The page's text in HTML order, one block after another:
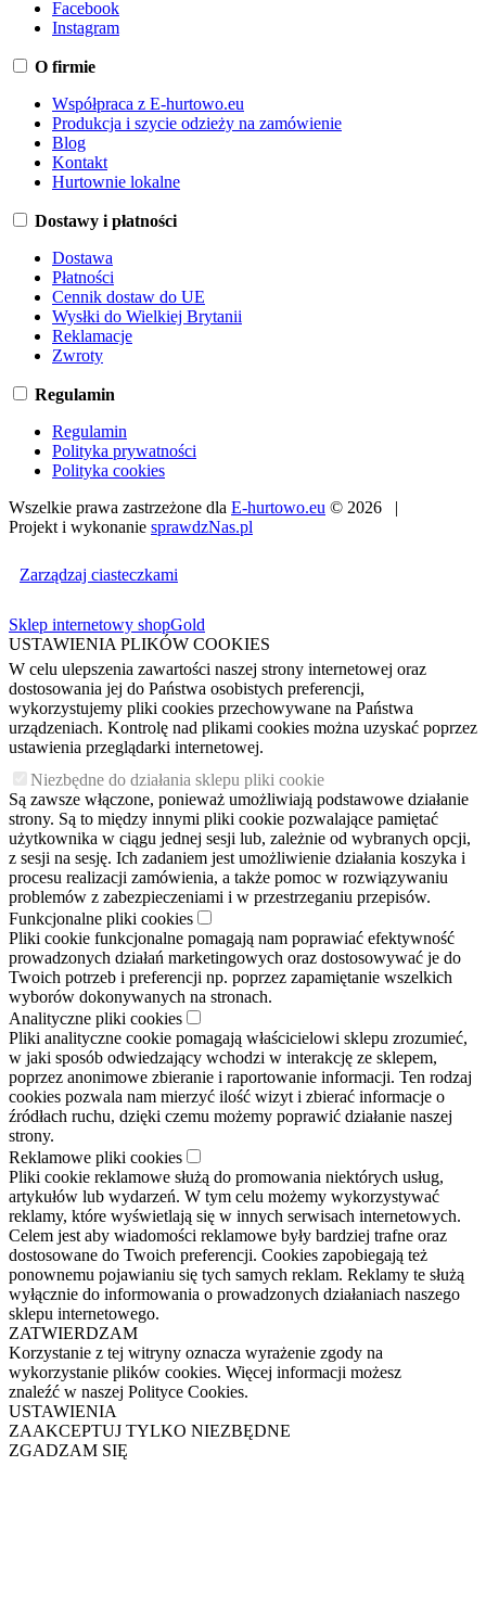
Facebook
Instagram
O firmie
Współpraca z E-hurtowo.eu
Produkcja i szycie odzieży na zamówienie
Blog
Kontakt
Hurtownie lokalne
Dostawy i płatności
Dostawa
Płatności
Cennik dostaw do UE
Wysłki do Wielkiej Brytanii
Reklamacje
Zwroty
Regulamin
Regulamin
Polityka prywatności
Polityka cookies
Wszelkie prawa zastrzeżone dla E-hurtowo.eu © 2026 |
Projekt i wykonanie sprawdzNas.pl
Zarządzaj ciasteczkami
Sklep internetowy shopGold
USTAWIENIA PLIKÓW COOKIES
W celu ulepszenia zawartości naszej strony internetowej oraz
dostosowania jej do Państwa osobistych preferencji,
wykorzystujemy pliki cookies przechowywane na Państwa
urządzeniach. Kontrolę nad plikami cookies można uzyskać poprzez
ustawienia przeglądarki internetowej.
Niezbędne do działania sklepu pliki cookie
Są zawsze włączone, ponieważ umożliwiają podstawowe działanie
strony. Są to między innymi pliki cookie pozwalające pamiętać
użytkownika w ciągu jednej sesji lub, zależnie od wybranych opcji,
z sesji na sesję. Ich zadaniem jest umożliwienie działania koszyka i
procesu realizacji zamówienia, a także pomoc w rozwiązywaniu
problemów z zabezpieczeniami i w przestrzeganiu przepisów.
Funkcjonalne pliki cookies
Pliki cookie funkcjonalne pomagają nam poprawiać efektywność
prowadzonych działań marketingowych oraz dostosowywać je do
Twoich potrzeb i preferencji np. poprzez zapamiętanie wszelkich
wyborów dokonywanych na stronach.
Analityczne pliki cookies
Pliki analityczne cookie pomagają właścicielowi sklepu zrozumieć,
w jaki sposób odwiedzający wchodzi w interakcję ze sklepem,
poprzez anonimowe zbieranie i raportowanie informacji. Ten rodzaj
cookies pozwala nam mierzyć ilość wizyt i zbierać informacje o
źródłach ruchu, dzięki czemu możemy poprawić działanie naszej
strony.
Reklamowe pliki cookies
Pliki cookie reklamowe służą do promowania niektórych usług,
artykułów lub wydarzeń. W tym celu możemy wykorzystywać
reklamy, które wyświetlają się w innych serwisach internetowych.
Celem jest aby wiadomości reklamowe były bardziej trafne oraz
dostosowane do Twoich preferencji. Cookies zapobiegają też
ponownemu pojawianiu się tych samych reklam. Reklamy te służą
wyłącznie do informowania o prowadzonych działaniach naszego
sklepu internetowego.
ZATWIERDZAM
Korzystanie z tej witryny oznacza wyrażenie zgody na
wykorzystanie plików cookies. Więcej informacji możesz
znaleźć w naszej Polityce Cookies.
USTAWIENIA
ZAAKCEPTUJ TYLKO NIEZBĘDNE
ZGADZAM SIĘ